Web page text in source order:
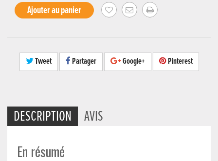
Ajouter au panier
Tweet Partager Google+ Pinterest
DESCRIPTION AVIS
En résumé